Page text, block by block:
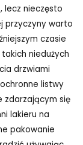
lecz nieczęsto
przyczyny warto
czasie
niedużych
drzwiami
listwy
zdarzającym się
lakieru na
pakowanie